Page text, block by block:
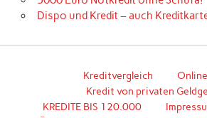
Dispo und Kredit – auch
Kreditvergleich
Kredit von privaten
KREDITE BIS 120.000